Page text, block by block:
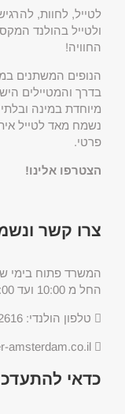
ולטייל בהולנד
החוויה!
הנופים המשתנים
בדרך והמטיילים
מיוחדת במינה
נשמח מאד לטייל
פרטי.
הצטרפו אלינו!
צרו קשר
המשרד פתוח בימי
החל מ 10:00 ועד 18:00 (שעון ישראל)
טלפון הולנדי: 0031611292616
amsterdam.co.il
כדאי